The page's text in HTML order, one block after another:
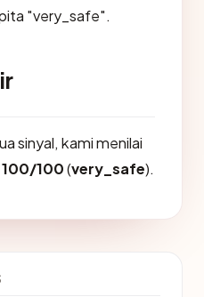
"very_safe".
sinyal, kami menilai
100/100(very_safe).